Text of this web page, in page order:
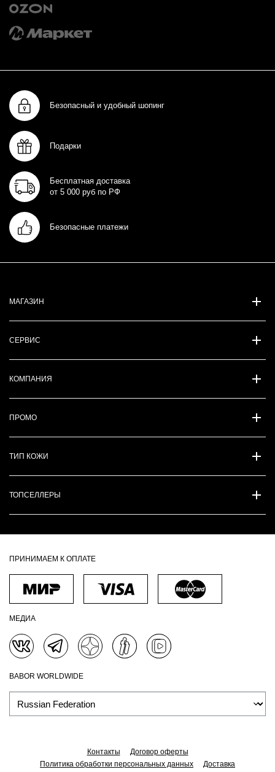
Безопасный и удобный шопинг
Подарки
Бесплатная доставка
от 5 000 руб по РФ
Безопасные платежи
МАГАЗИН
СЕРВИС
КОМПАНИЯ
ПРОМО
ТИП КОЖИ
ТОПСЕЛЛЕРЫ
ПРИНИМАЕМ К ОПЛАТЕ
МЕДИА
BABOR WORLDWIDE
Контакты
Договор оферты
Политика обработки персональных данных
Доставка